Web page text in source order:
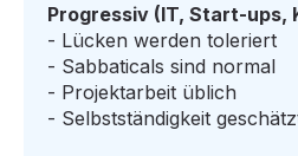
Progressiv (IT, Start-ups,
- Lücken werden toleriert
- Sabbaticals sind normal
- Projektarbeit üblich
- Selbstständigkeit